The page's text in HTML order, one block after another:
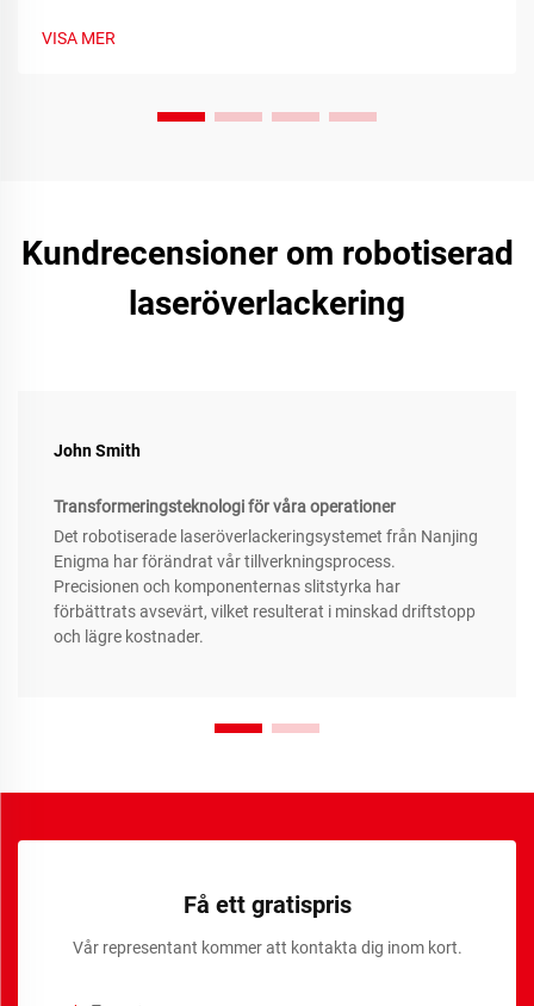
VISA MER
Kundrecensioner om robotiserad
laseröverlackering
John Smith
Transformeringsteknologi för våra operationer
Det robotiserade laseröverlackeringsystemet från Nanjing
Enigma har förändrat vår tillverkningsprocess.
Precisionen och komponenternas slitstyrka har
förbättrats avsevärt, vilket resulterat i minskad driftstopp
och lägre kostnader.
Få ett gratispris
Vår representant kommer att kontakta dig inom kort.